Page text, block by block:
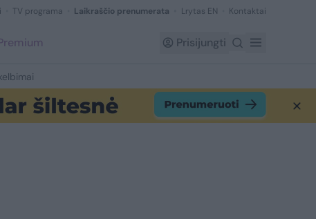
TV programa Laikraščio prenumerata Lrytas EN Kontaktai
Prisijungti